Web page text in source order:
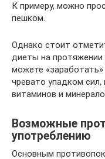
К примеру, можно
пешком.
Однако стоит
диеты на
можете
чревато упадком
витаминов и
Возможные
употреблению
Основным